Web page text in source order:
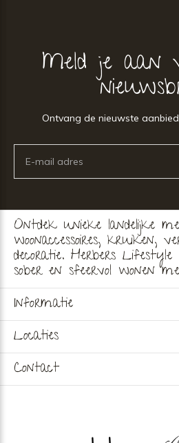
Meld je aan
Ontvang de nieuwste
Ontdek unieke landelijke
woonaccessoires, kruiken,
decoratie. Herbers
sober en sfeervol wonen
Informatie
Locaties
Contact